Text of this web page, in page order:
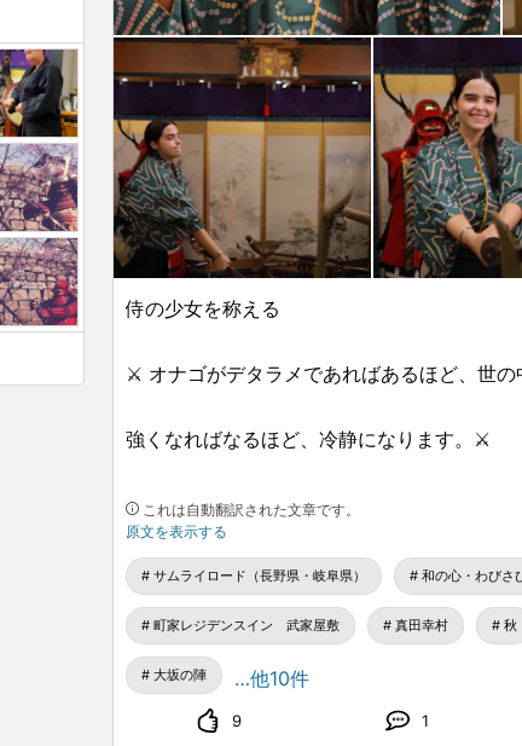
侍の少女を称える
⚔️ オナゴがデタラメであればあるほど、世の
強くなればなるほど、冷静になります。⚔️
⚔️ 頭を垂れて低くお辞儀をすればするほど、
できます。
これは自動翻訳された文章です。
原文を表示する
サムライロード（長野県・岐阜県） 和の心・わびさ
町家レジデンスイン 武家屋敷 真田幸村 秋
大坂の陣 …他10件
9 1